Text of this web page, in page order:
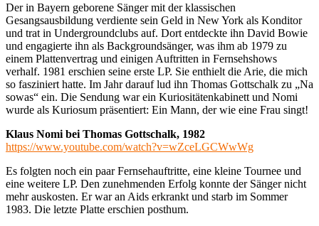
Der in Bayern geborene Sänger mit der klassischen
Gesangsausbildung verdiente sein Geld in New York als Konditor
und trat in Undergroundclubs auf. Dort entdeckte ihn David Bowie
und engagierte ihn als Backgroundsänger, was ihm ab 1979 zu
einem Plattenvertrag und einigen Auftritten in Fernsehshows
verhalf. 1981 erschien seine erste LP. Sie enthielt die Arie, die mich
so fasziniert hatte. Im Jahr darauf lud ihn Thomas Gottschalk zu „Na
sowas“ ein. Die Sendung war ein Kuriositätenkabinett und Nomi
wurde als Kuriosum präsentiert: Ein Mann, der wie eine Frau singt!
Klaus Nomi bei Thomas Gottschalk, 1982
https://www.youtube.com/watch?v=wZceLGCWwWg
Es folgten noch ein paar Fernsehauftritte, eine kleine Tournee und
eine weitere LP. Den zunehmenden Erfolg konnte der Sänger nicht
mehr auskosten. Er war an Aids erkrankt und starb im Sommer
1983. Die letzte Platte erschien posthum.